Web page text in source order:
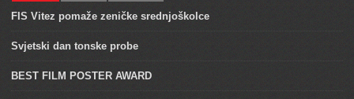
FIS Vitez pomaže zeničke srednjoškolce
Svjetski dan tonske probe
BEST FILM POSTER AWARD